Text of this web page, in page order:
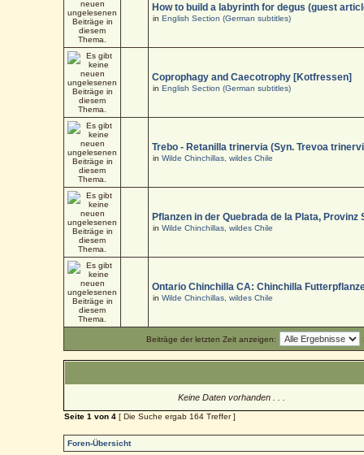
How to build a labyrinth for degus (guest
inEnglish Section (German subtitles)
Coprophagy and Caecotrophy [Kotfressen]
inEnglish Section (German subtitles)
Trebo - Retanilla trinervia (Syn. Trevoa
inWilde Chinchillas, wildes Chile
Pflanzen in der Quebrada de la Plata, Provinz
inWilde Chinchillas, wildes Chile
Ontario Chinchilla CA: Chinchilla
inWilde Chinchillas, wildes Chile
Beiträge der letzten Zeit anzeigen:
Keine Daten vorhanden . . .
Seite1 von4 [ Die Suche ergab 164 Treffer ]
Foren-Übersicht